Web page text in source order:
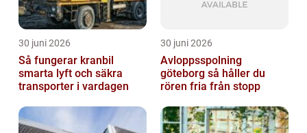
30 juni 2026
Så fungerar kranbil
smarta lyft och säkra
transporter i vardagen
30 juni 2026
Avloppsspolning
göteborg så håller du
rören fria från stopp